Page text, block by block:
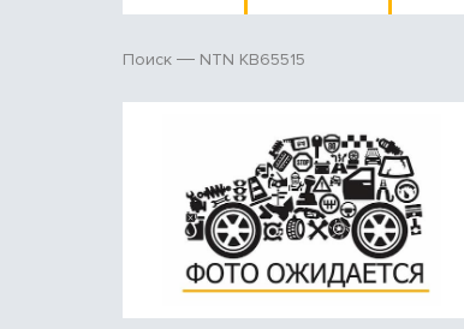
Поиск NTN KB65515